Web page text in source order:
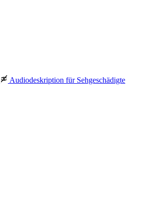
Audiodeskription für Sehgeschädigte